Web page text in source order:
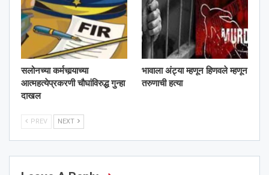
सलोनच्या कर्मचार्‍याच्या
आत्महत्येप्रकरणी चौघांविरुद्ध गुन्हा
दाखल
भावाला अंट्या म्हणून हिणवले म्हणून
तरुणाची हत्या
PREV NEXT